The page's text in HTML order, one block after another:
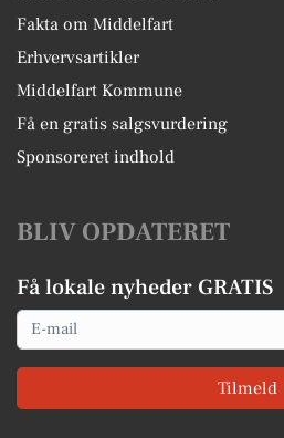
Fakta om Middelfart
Erhvervsartikler
Middelfart Kommune
Få en gratis salgsvurdering
Sponsoreret indhold
BLIV OPDATERET
Få lokale nyheder GRATIS
Email
Tilmeld